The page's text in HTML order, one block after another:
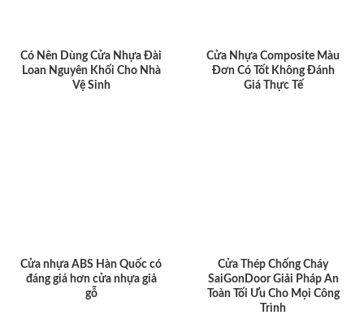
Có Nên Dùng Cửa Nhựa Đài
Loan Nguyên Khối Cho Nhà
Vệ Sinh
Cửa Nhựa Composite Màu
Đơn Có Tốt Không Đánh
Giá Thực Tế
Cửa nhựa ABS Hàn Quốc có
đáng giá hơn cửa nhựa giả
gỗ
Cửa Thép Chống Cháy
SaiGonDoor Giải Pháp An
Toàn Tối Ưu Cho Mọi Công
Trình